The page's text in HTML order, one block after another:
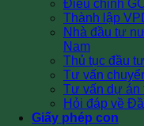
Điều chỉnh
Thành lập
Nhà đầu tư
Nam
Thủ tục đầu
Tư vấn
Tư vấn dự án
Hỏi đáp về
Giấy phép con